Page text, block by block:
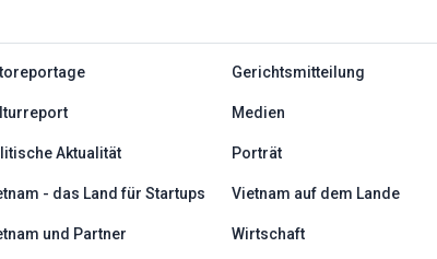
footer tiếng Đức
Gerichtsmitteilung
Medien
Aktualität Porträt
- das Land für Startups Vietnam auf dem Lande
und Partner Wirtschaft